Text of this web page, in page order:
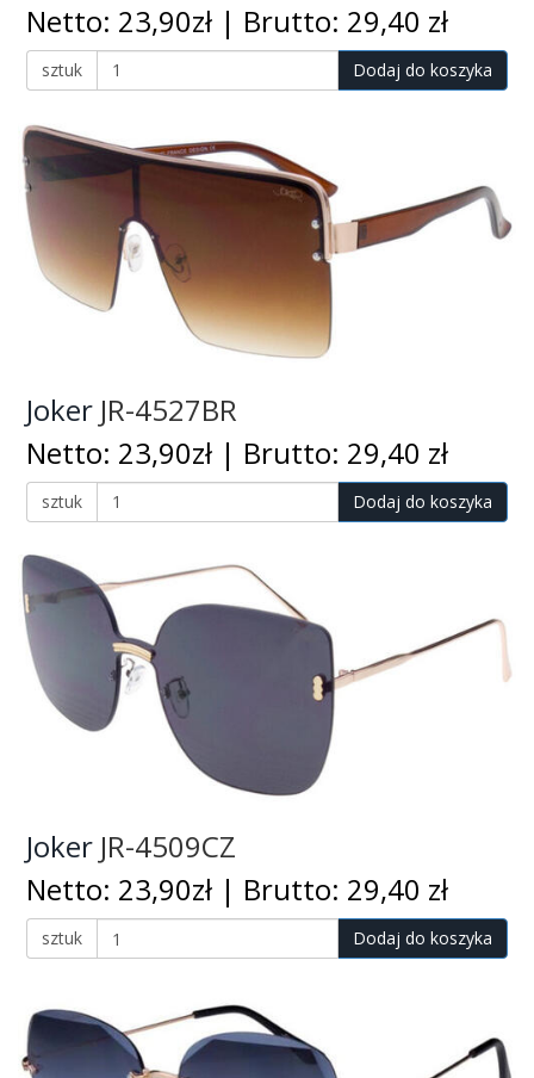
Netto: 23,90zł | Brutto: 29,40 zł
sztuk Dodaj do koszyka
Joker JR-4527BR
Netto: 23,90zł | Brutto: 29,40 zł
sztuk Dodaj do koszyka
Joker JR-4509CZ
Netto: 23,90zł | Brutto: 29,40 zł
sztuk Dodaj do koszyka